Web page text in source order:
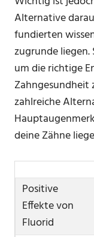
Alternative
fundierten
zugrunde
um die richtige
Zahngesundheit
zahlreiche
deine Zähne
Positive
Effekte von
Fluorid